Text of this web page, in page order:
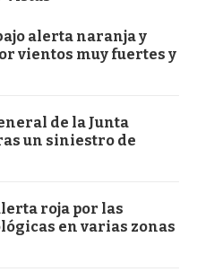
alerta naranja y
vientos muy fuertes y
de la Junta
un siniestro de
roja por las
en varias zonas